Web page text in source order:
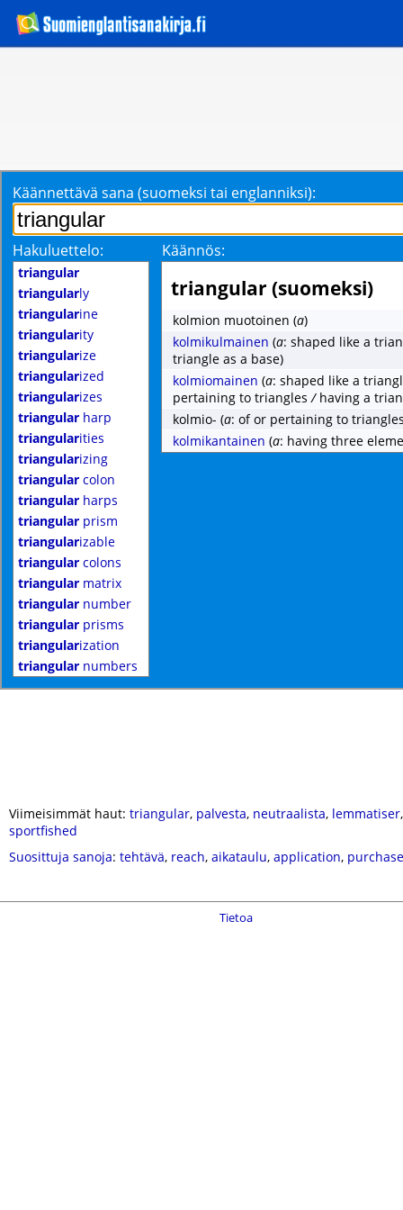
Käännettävä sana (suomeksi tai englanniksi):
Hakuluettelo: Käännös:
triangular
triangularly
triangularine
triangularity
triangularize
triangularized
triangularizes
triangular harp
triangularities
triangularizing
triangular colon
triangular harps
triangular prism
triangularizable
triangular colons
triangular matrix
triangular number
triangular prisms
triangularization
triangular numbers
triangular (suomeksi)
kolmion muotoinen (a)
kolmikulmainen (a: shaped like a
triangle as a base)
kolmiomainen (a: shaped like a
pertaining to triangles/ having a
kolmio- (a: of or pertaining to
kolmikantainen (a: having three
Viimeisimmät haut: triangular, palvesta, neutraalista, lemmatiser
sportfished
Suosittuja sanoja: tehtävä, reach, aikataulu, application, purchase
Tietoa